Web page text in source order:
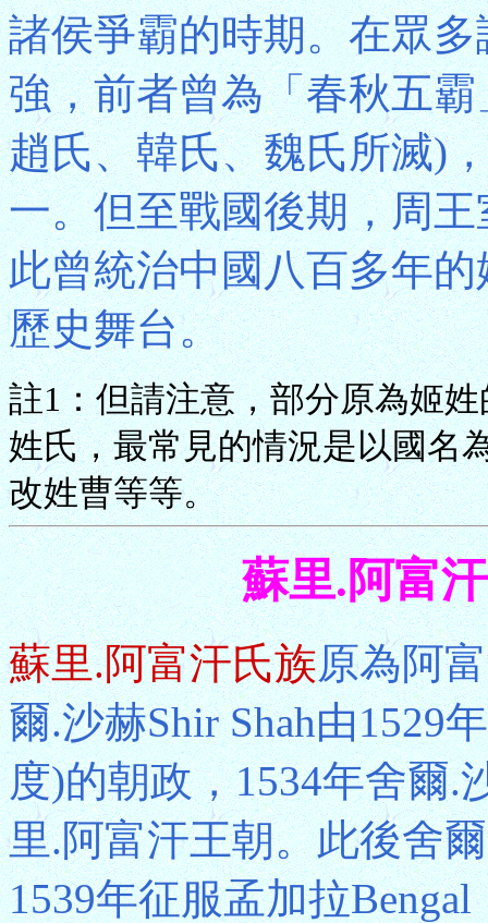
諸侯爭霸的時期。在眾
強，前者曾為「春秋五
趙氏、韓氏、魏氏所滅)
一。但至戰國後期，周
此曾統治中國八百多年
歷史舞台。
註1：但請注意，部分原為姬
姓氏，最常見的情況是以國名
改姓曹等等。
蘇里.阿富
蘇里.阿富汗氏族原為阿
爾.沙赫Shir Shah由1529
度)的朝政，1534年舍爾.
里.阿富汗王朝。此後舍
1539年征服孟加拉